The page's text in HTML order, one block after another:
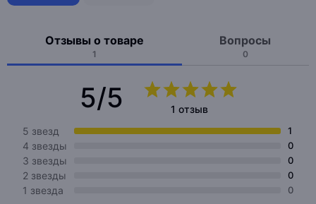
Отзывы о товаре
1
Вопросы
0
5/5
1 отзыв
5 звезд
1
4 звезды 0
3 звезды 0
2 звезды 0
1 звезда 0